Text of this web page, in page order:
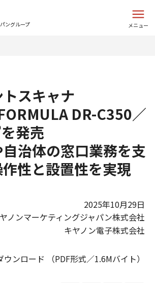
ングループ メニュー
スキャナ
DR-C350／
発売
治体の窓口業務を支
性と設置性を実現
2025年10月29日
ノンマーケティングジャパン株式会社
キヤノン電子株式会社​
ウンロード （PDF形式／1.6Mバイト）